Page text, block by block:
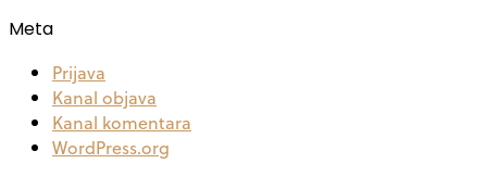
Meta
Prijava
Kanal objava
Kanal komentara
WordPress.org